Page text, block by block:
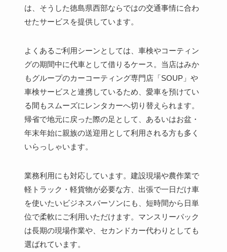
は、そうした徳島県西部ならではの交通事情に合わ
せたサービスを提供しています。
よくあるご利用シーンとしては、車検やコーティン
グの期間中に代車として借りるケース。当店はみか
もグループのカーコーティング専門店「SOUP」や
車検サービスと連携しているため、愛車を預けてい
る間もスムーズにレンタカーへ切り替えられます。
帰省で地元に戻った際の足として、あるいはお盆・
年末年始に親族の送迎用として利用される方も多く
いらっしゃいます。
業務利用にも対応しています。建設現場や農作業で
軽トラック・軽貨物が必要な方、出張で一日だけ車
を使いたいビジネスパーソンにも、短時間から日単
位で柔軟にご利用いただけます。マンスリーパック
は長期の現場作業や、セカンドカー代わりとしても
選ばれています。